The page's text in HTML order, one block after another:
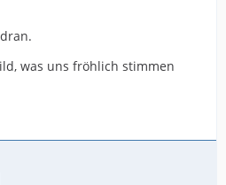
was uns fröhlich stimmen